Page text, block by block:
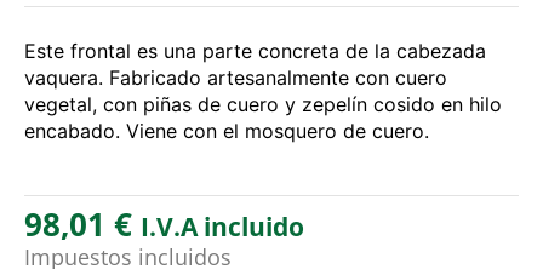
Este frontal es una parte concreta de la cabezada
vaquera. Fabricado artesanalmente con cuero
vegetal, con piñas de cuero y zepelín cosido en hilo
encabado. Viene con el mosquero de cuero.
98,01 € I.V.A incluido
Impuestos incluidos